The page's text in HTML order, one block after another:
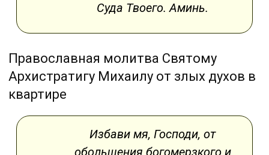
Суда Твоего. Аминь.
Православная молитва Святому
Архистратигу Михаилу от злых духов в
квартире
Избави мя, Господи, от
обольщения богомерзкого и